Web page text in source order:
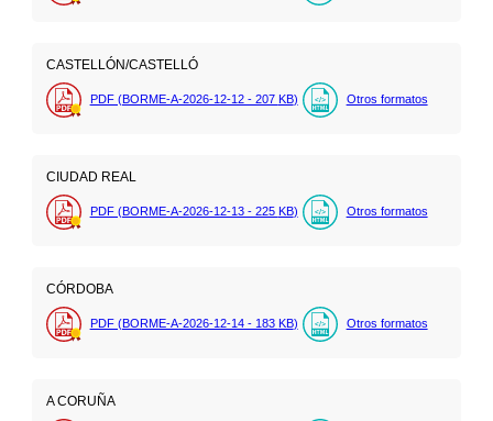
CASTELLÓN/CASTELLÓ
PDF (BORME-A-2026-12-12 - 207 KB) Otros formatos
CIUDAD REAL
PDF (BORME-A-2026-12-13 - 225 KB) Otros formatos
CÓRDOBA
PDF (BORME-A-2026-12-14 - 183 KB) Otros formatos
A CORUÑA